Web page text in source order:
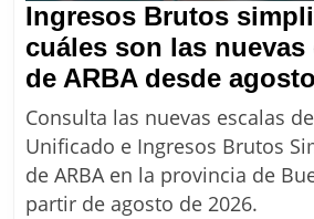
Ingresos Brutos
cuáles son las nuevas
de ARBA desde
Consulta las nuevas escalas
Unificado e Ingresos Brutos
de ARBA en la provincia de
partir de agosto de 2026.